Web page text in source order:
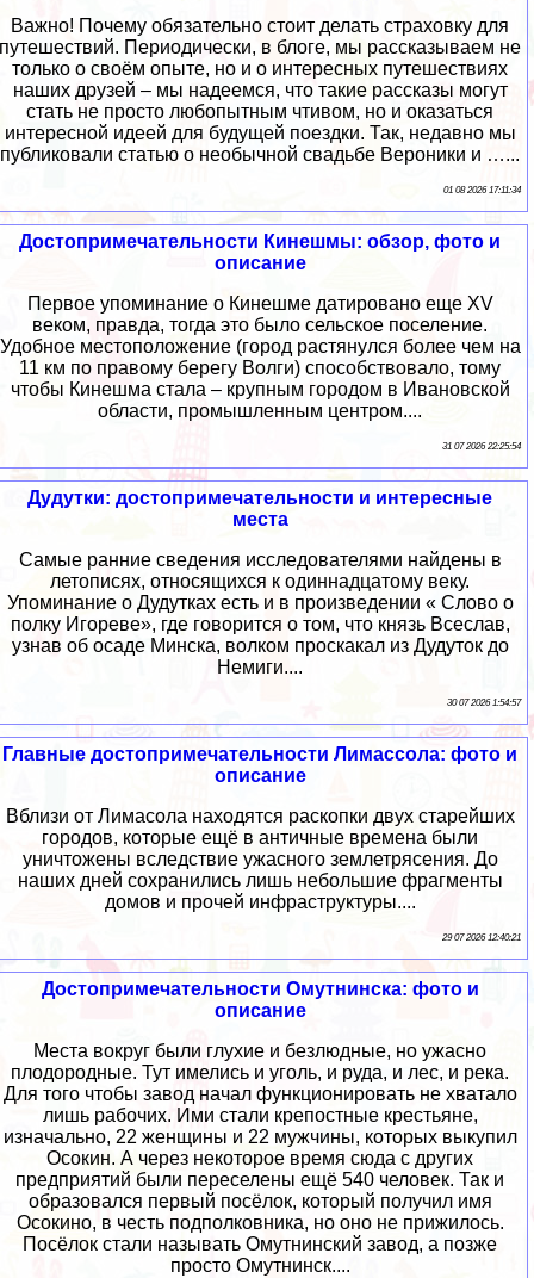
Важно! Почему обязательно стоит делать страховку для
путешествий. Периодически, в блоге, мы рассказываем не
только о своём опыте, но и о интересных путешествиях
наших друзей – мы надеемся, что такие рассказы могут
стать не просто любопытным чтивом, но и оказаться
интересной идеей для будущей поездки. Так, недавно мы
публиковали статью о необычной свадьбе Вероники и …...
01 08 2026 17:11:34
Достопримечательности Кинешмы: обзор, фото и
описание
Первое упоминание о Кинешме датировано еще XV
веком, правда, тогда это было сельское поселение.
Удобное местоположение (город растянулся более чем на
11 км по правому берегу Волги) способствовало, тому
чтобы Кинешма стала – крупным городом в Ивановской
области, промышленным центром....
31 07 2026 22:25:54
Дудутки: достопримечательности и интересные
места
Самые ранние сведения исследователями найдены в
летописях, относящихся к одиннадцатому веку.
Упоминание о Дудутках есть и в произведении « Слово о
полку Игореве», где говорится о том, что князь Всеслав,
узнав об осаде Минска, волком проскакал из Дудуток до
Немиги....
30 07 2026 1:54:57
Главные достопримечательности Лимассола: фото и
описание
Вблизи от Лимасола находятся раскопки двух старейших
городов, которые ещё в античные времена были
уничтожены вследствие ужасного землетрясения. До
наших дней сохранились лишь небольшие фрагменты
домов и прочей инфраструктуры....
29 07 2026 12:40:21
Достопримечательности Омутнинска: фото и
описание
Места вокруг были глухие и безлюдные, но ужасно
плодородные. Тут имелись и уголь, и руда, и лес, и река.
Для того чтобы завод начал функционировать не хватало
лишь рабочих. Ими стали крепостные крестьяне,
изначально, 22 женщины и 22 мужчины, которых выкупил
Осокин. А через некоторое время сюда с других
предприятий были переселены ещё 540 человек. Так и
образовался первый посёлок, который получил имя
Осокино, в честь подполковника, но оно не прижилось.
Посёлок стали называть Омутнинский завод, а позже
просто Омутнинск....